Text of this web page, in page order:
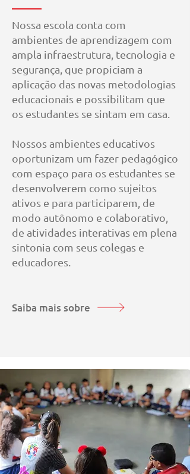
Nossa escola conta com
ambientes de aprendizagem com
ampla infraestrutura, tecnologia e
segurança, que propiciam a
aplicação das novas metodologias
educacionais e possibilitam que
os estudantes se sintam em casa.
Nossos ambientes educativos
oportunizam um fazer pedagógico
com espaço para os estudantes se
desenvolverem como sujeitos
ativos e para participarem, de
modo autônomo e colaborativo,
de atividades interativas em plena
sintonia com seus colegas e
educadores.
Saiba mais sobre